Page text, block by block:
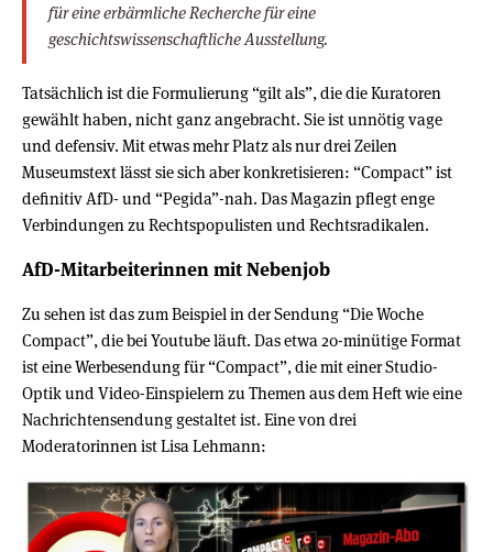
für eine erbärmliche Recherche für eine
geschichtswissenschaftliche Ausstellung.
Tatsächlich ist die Formulierung “gilt als”, die die Kuratoren
gewählt haben, nicht ganz angebracht. Sie ist unnötig vage
und defensiv. Mit etwas mehr Platz als nur drei Zeilen
Museumstext lässt sie sich aber konkretisieren: “Compact” ist
definitiv AfD- und “Pegida”-nah. Das Magazin pflegt enge
Verbindungen zu Rechtspopulisten und Rechtsradikalen.
AfD-Mitarbeiterinnen mit Nebenjob
Zu sehen ist das zum Beispiel in der Sendung “Die Woche
Compact”, die bei Youtube läuft. Das etwa 20-minütige Format
ist eine Werbesendung für “Compact”, die mit einer Studio-
Optik und Video-Einspielern zu Themen aus dem Heft wie eine
Nachrichtensendung gestaltet ist. Eine von drei
Moderatorinnen ist Lisa Lehmann: